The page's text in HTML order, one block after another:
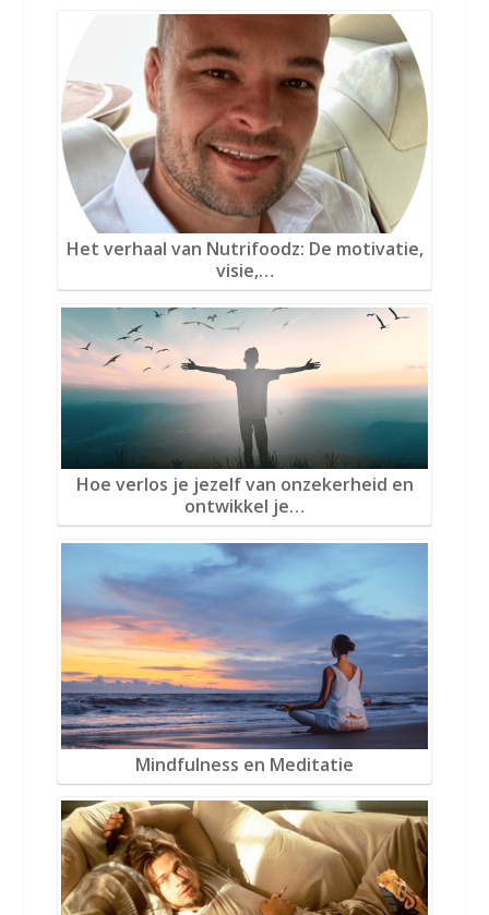
Het verhaal van Nutrifoodz: De motivatie,
visie,…
Hoe verlos je jezelf van onzekerheid en
ontwikkel je…
Mindfulness en Meditatie